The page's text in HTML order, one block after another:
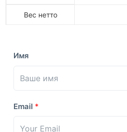
Вес нетто
Имя
Email *